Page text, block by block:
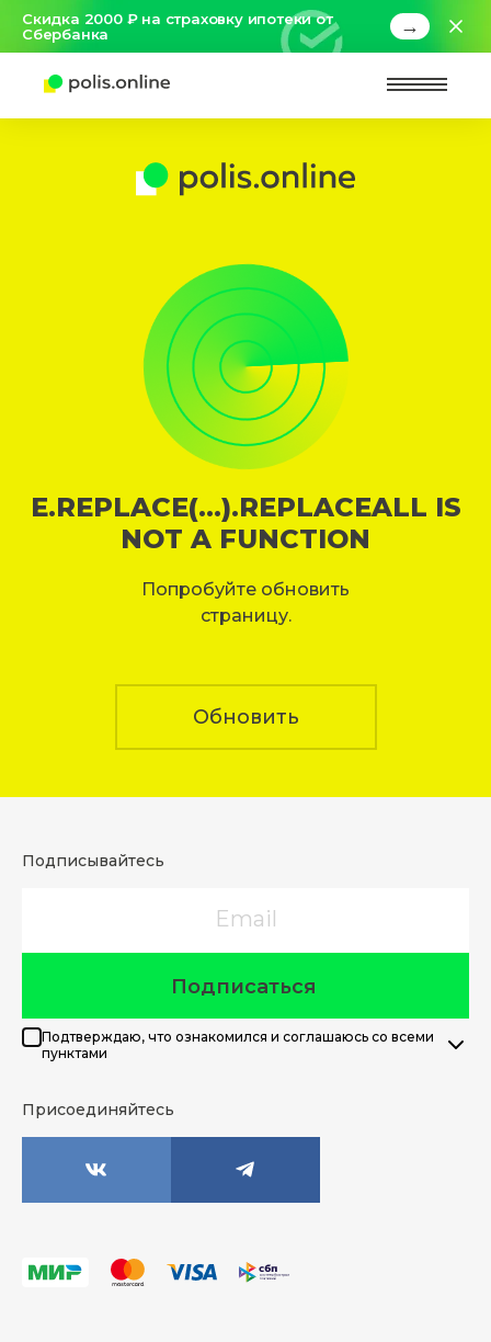
Скидка 2000 ₽ на страховку ипотеки от
Сбербанка
→
E.REPLACE(...).REPLACEALL IS
NOT A FUNCTION
Попробуйте обновить
страницу.
Обновить
Подписывайтесь
Подписаться
Подтверждаю, что ознакомился и соглашаюсь со всеми
пунктами
Присоединяйтесь